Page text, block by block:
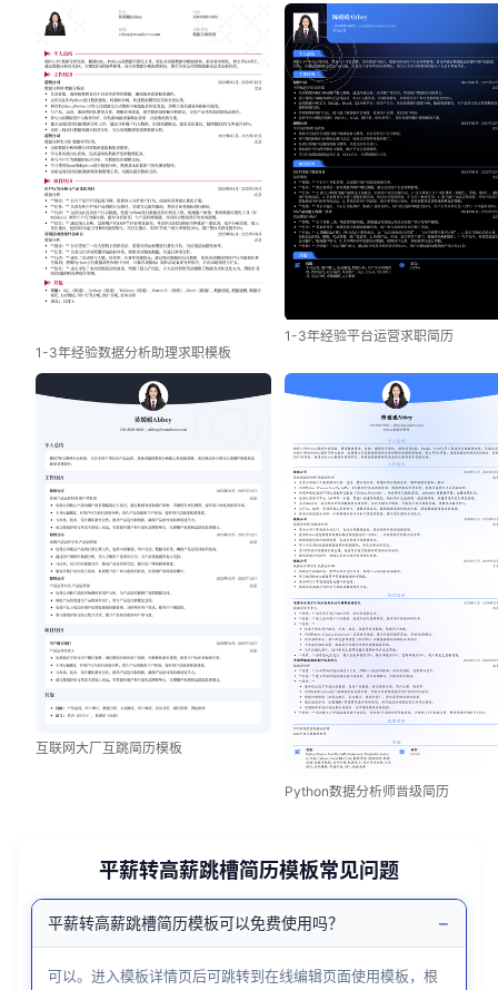
1-3年经验数据分析助理求职模板
1-3年经验平台运营求职简历
互联网大厂互跳简历模板
Python数据分析师晋级简历
平薪转高薪跳槽简历模板常见问题
平薪转高薪跳槽简历模板可以免费使用吗？ −
可以。进入模板详情页后可跳转到在线编辑页面使用模板，根